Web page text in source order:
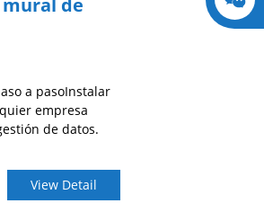
de
a pasoInstalar
empresa
de datos.
View Detail